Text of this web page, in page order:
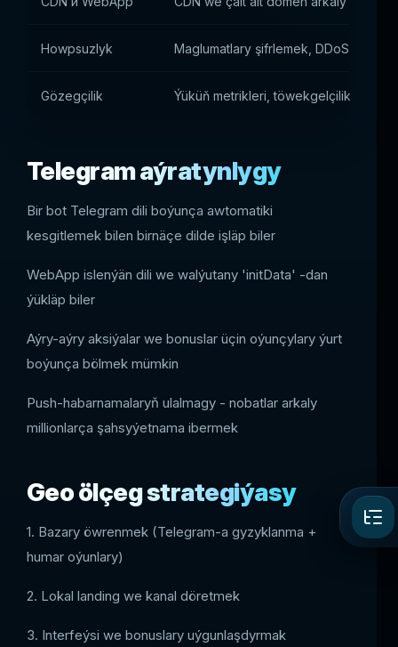
Howpsuzlyk Maglumatlary şifrlemek, DDoS-den
Gözegçilik Ýüküň metrikleri, töwekgelçilikler,
Telegram aýratynlygy
Bir bot Telegram dili boýunça awtomatiki
kesgitlemek bilen birnäçe dilde işläp biler
WebApp islenýän dili we walýutany 'initData' -dan
ýükläp biler
Aýry-aýry aksiýalar we bonuslar üçin oýunçylary ýurt
boýunça bölmek mümkin
Push-habarnamalaryň ulalmagy - nobatlar arkaly
millionlarça şahsyýetnama ibermek
Geo ölçeg strategiýasy
1. Bazary öwrenmek (Telegram-a gyzyklanma +
humar oýunlary)
2. Lokal landing we kanal döretmek
3. Interfeýsi we bonuslary uýgunlaşdyrmak